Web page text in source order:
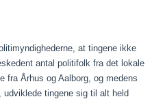
at tingene ikke
antal politifolk fra det lokale
fra Århus og Aalborg, og medens
tingene sig til alt held